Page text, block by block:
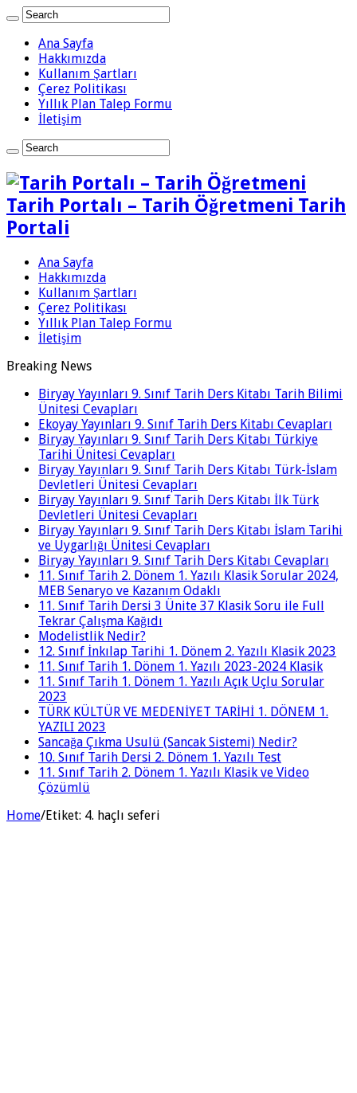
Ana Sayfa
Hakkımızda
Kullanım Şartları
Çerez Politikası
Yıllık Plan Talep Formu
İletişim
Tarih Portalı – Tarih Öğretmeni Tarih
Portali
Ana Sayfa
Hakkımızda
Kullanım Şartları
Çerez Politikası
Yıllık Plan Talep Formu
İletişim
Breaking News
Biryay Yayınları 9. Sınıf Tarih Ders Kitabı Tarih Bilimi
Ünitesi Cevapları
Ekoyay Yayınları 9. Sınıf Tarih Ders Kitabı Cevapları
Biryay Yayınları 9. Sınıf Tarih Ders Kitabı Türkiye
Tarihi Ünitesi Cevapları
Biryay Yayınları 9. Sınıf Tarih Ders Kitabı Türk-İslam
Devletleri Ünitesi Cevapları
Biryay Yayınları 9. Sınıf Tarih Ders Kitabı İlk Türk
Devletleri Ünitesi Cevapları
Biryay Yayınları 9. Sınıf Tarih Ders Kitabı İslam Tarihi
ve Uygarlığı Ünitesi Cevapları
Biryay Yayınları 9. Sınıf Tarih Ders Kitabı Cevapları
11. Sınıf Tarih 2. Dönem 1. Yazılı Klasik Sorular 2024,
MEB Senaryo ve Kazanım Odaklı
11. Sınıf Tarih Dersi 3 Ünite 37 Klasik Soru ile Full
Tekrar Çalışma Kağıdı
Modelistlik Nedir?
12. Sınıf İnkılap Tarihi 1. Dönem 2. Yazılı Klasik 2023
11. Sınıf Tarih 1. Dönem 1. Yazılı 2023-2024 Klasik
11. Sınıf Tarih 1. Dönem 1. Yazılı Açık Uçlu Sorular
2023
TÜRK KÜLTÜR VE MEDENİYET TARİHİ 1. DÖNEM 1.
YAZILI 2023
Sancağa Çıkma Usulü (Sancak Sistemi) Nedir?
10. Sınıf Tarih Dersi 2. Dönem 1. Yazılı Test
11. Sınıf Tarih 2. Dönem 1. Yazılı Klasik ve Video
Çözümlü
Home/Etiket: 4. haçlı seferi